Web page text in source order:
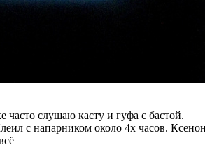
слушаю касту и гуфа с бастой.
с напарником около 4х часов.